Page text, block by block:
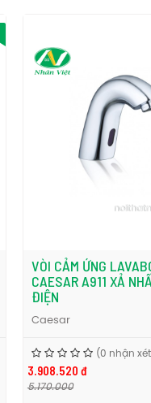
VÒI CẢM ỨNG
CAESAR A911 XẢ
ĐIỆN
Caesar
(0 nhận
3.908.520 đ
5.170.000